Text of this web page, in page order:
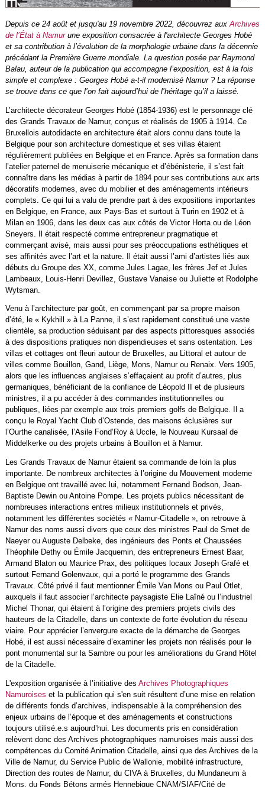
Depuis ce 24 août et jusqu'au 19 novembre 2022, découvrez aux Archives
de l’État à Namurune exposition consacrée à l'architecte Georges Hobé
et sa contribution à l’évolution de la morphologie urbaine dans la décennie
précédant la Première Guerre mondiale. La question posée par Raymond
Balau, auteur de la publication qui accompagne l’exposition, est à la fois
simple et complexe : Georges Hobé a-t-il modernisé Namur ? La réponse
se trouve dans ce que l’on fait aujourd’hui de l’héritage qu’il a laissé.
L’architecte décorateur Georges Hobé (1854-1936) est le personnage clé
des Grands Travaux de Namur, conçus et réalisés de 1905 à 1914. Ce
Bruxellois autodidacte en architecture était alors connu dans toute la
Belgique pour son architecture domestique et ses villas étaient
régulièrement publiées en Belgique et en France. Après sa formation dans
l’atelier paternel de menuiserie mécanique et d’ébénisterie, il s’est fait
connaître dans les médias à partir de 1894 pour ses contributions aux arts
décoratifs modernes, avec du mobilier et des aménagements intérieurs
complets. Ce qui lui a valu de prendre part à des expositions importantes
en Belgique, en France, aux Pays-Bas et surtout à Turin en 1902 et à
Milan en 1906, dans les deux cas aux côtés de Victor Horta ou de Léon
Sneyers. Il était respecté comme entrepreneur pragmatique et
commerçant avisé, mais aussi pour ses préoccupations esthétiques et
ses affinités avec l’art et la nature. Il était aussi l’ami d’artistes liés aux
débuts du Groupe des XX, comme Jules Lagae, les frères Jef et Jules
Lambeaux, Louis-Henri Devillez, Gustave Vanaise ou Juliette et Rodolphe
Wytsman.
Venu à l’architecture par goût, en commençant par sa propre maison
d’été, le « Kykhill » à La Panne, il s’est rapidement constitué une vaste
clientèle, sa production séduisant par des aspects pittoresques associés
à des dispositions pratiques non dispendieuses et sans ostentation. Les
villas et cottages ont fleuri autour de Bruxelles, au Littoral et autour de
villes comme Bouillon, Gand, Liège, Mons, Namur ou Renaix. Vers 1905,
alors que les influences anglaises s’effaçaient au profit d’autres, plus
germaniques, bénéficiant de la confiance de Léopold II et de plusieurs
ministres, il a pu accéder à des commandes institutionnelles ou
publiques, liées par exemple aux trois premiers golfs de Belgique. Il a
conçu le Royal Yacht Club d’Ostende, des maisons éclusières sur
l’Ourthe canalisée, l’Asile Fond’Roy à Uccle, le Nouveau Kursaal de
Middelkerke ou des projets urbains à Bouillon et à Namur.
Les Grands Travaux de Namur étaient sa commande de loin la plus
importante. De nombreux architectes à l’origine du Mouvement moderne
en Belgique ont travaillé avec lui, notamment Fernand Bodson, Jean-
Baptiste Dewin ou Antoine Pompe. Les projets publics nécessitant de
nombreuses interactions entres milieux institutionnels et privés,
notamment les différentes sociétés « Namur-Citadelle », on retrouve à
Namur des noms aussi divers que ceux des ministres Paul de Smet de
Naeyer ou Auguste Delbeke, des ingénieurs des Ponts et Chaussées
Théophile Dethy ou Émile Jacquemin, des entrepreneurs Ernest Baar,
Armand Blaton ou Maurice Prax, des politiques locaux Joseph Grafé et
surtout Fernand Golenvaux, qui a porté le programme des Grands
Travaux. Côté privé il faut mentionner Émile Van Mons ou Paul Otlet,
auxquels il faut associer l’architecte paysagiste Elie Laîné ou l’industriel
Michel Thonar, qui étaient à l’origine des premiers projets civils des
hauteurs de la Citadelle, dans un contexte de forte évolution du réseau
viaire. Pour apprécier l’envergure exacte de la démarche de Georges
Hobé, il est aussi nécessaire d’examiner les projets non réalisés pour le
pont monumental sur la Sambre ou pour les améliorations du Grand Hôtel
de la Citadelle.
L'exposition organisée à l’initiative des Archives Photographiques
Namuroises et la publication qui s'en suit résultent d’une mise en relation
de différents fonds d’archives, indispensable à la compréhension des
enjeux urbains de l’époque et des aménagements et constructions
toujours utilisé.e.s aujourd’hui. Les documents pris en considération
relèvent donc des Archives photographiques namuroises mais aussi des
compétences du Comité Animation Citadelle, ainsi que des Archives de la
Ville de Namur, du Service Public de Wallonie, mobilité infrastructure,
Direction des routes de Namur, du CIVA à Bruxelles, du Mundaneum à
Mons, du Fonds Bétons armés Hennebique CNAM/SIAF/Cité de